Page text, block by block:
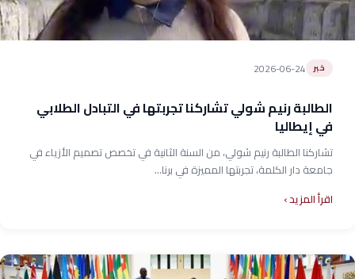
خبر 2026-06-24
الطالبة رنيم شولي تشاركنا تجربتها في التبادل الطلابي
في إيطاليا
تشاركنا الطالبة رنيم شولي، من السنة الثانية في تخصص تصميم الأزياء في
جامعة دار الكلمة، تجربتها المميزة في برنا...
اقرأ المزيد